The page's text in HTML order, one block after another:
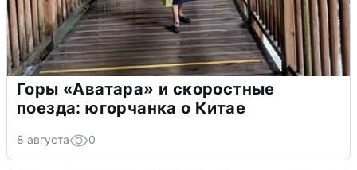
Горы «Аватара» и скоростные
поезда: югорчанка о Китае
8 августа 0